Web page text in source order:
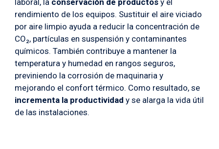
laboral, la conservación de productos y el
rendimiento de los equipos. Sustituir el aire viciado
por aire limpio ayuda a reducir la concentración de
CO₂, partículas en suspensión y contaminantes
químicos. También contribuye a mantener la
temperatura y humedad en rangos seguros,
previniendo la corrosión de maquinaria y
mejorando el confort térmico. Como resultado, se
incrementa la productividad y se alarga la vida útil
de las instalaciones.